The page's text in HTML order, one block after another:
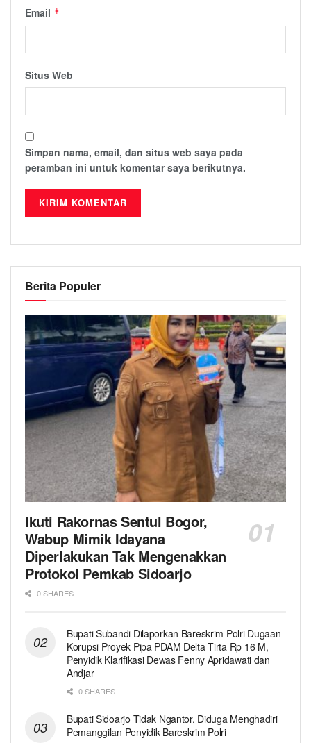
Email *
Situs Web
Simpan nama, email, dan situs web saya pada
peramban ini untuk komentar saya berikutnya.
Berita Populer
Ikuti Rakornas Sentul Bogor,
Wabup Mimik Idayana
Diperlakukan Tak Mengenakkan
Protokol Pemkab Sidoarjo
0 SHARES
Bupati Subandi Dilaporkan Bareskrim Polri Dugaan
Korupsi Proyek Pipa PDAM Delta Tirta Rp 16 M,
Penyidik Klarifikasi Dewas Fenny Apridawati dan
Andjar
0 SHARES
Bupati Sidoarjo Tidak Ngantor, Diduga Menghadiri
Pemanggilan Penyidik Bareskrim Polri